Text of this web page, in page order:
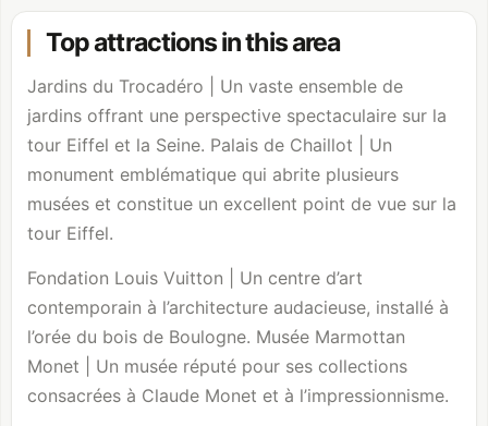
Top attractions in this area
Jardins du Trocadéro | Un vaste ensemble de
jardins offrant une perspective spectaculaire sur la
tour Eiffel et la Seine. Palais de Chaillot | Un
monument emblématique qui abrite plusieurs
musées et constitue un excellent point de vue sur la
tour Eiffel.
Fondation Louis Vuitton | Un centre d’art
contemporain à l’architecture audacieuse, installé à
l’orée du bois de Boulogne. Musée Marmottan
Monet | Un musée réputé pour ses collections
consacrées à Claude Monet et à l’impressionnisme.